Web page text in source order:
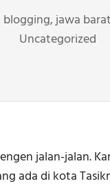
blogging,jawa barat
Uncategorized
jalan-jalan.
ada di kota